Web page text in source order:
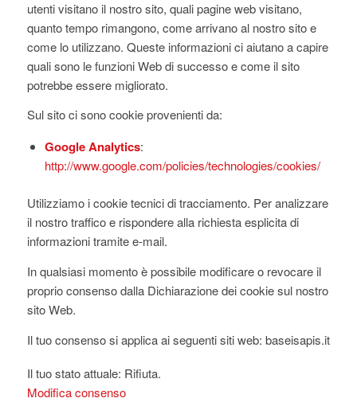
utenti visitano il nostro sito, quali pagine web visitano,
quanto tempo rimangono, come arrivano al nostro sito e
come lo utilizzano. Queste informazioni ci aiutano a capire
quali sono le funzioni Web di successo e come il sito
potrebbe essere migliorato.
Sul sito ci sono cookie provenienti da:
Google Analytics:
http://www.google.com/policies/technologies/cookies/
Utilizziamo i cookie tecnici di tracciamento. Per analizzare
il nostro traffico e rispondere alla richiesta esplicita di
informazioni tramite e-mail.
In qualsiasi momento è possibile modificare o revocare il
proprio consenso dalla Dichiarazione dei cookie sul nostro
sito Web.
Il tuo consenso si applica ai seguenti siti web: baseisapis.it
Il tuo stato attuale: Rifiuta.
Modifica consenso